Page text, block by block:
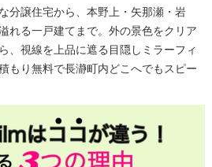
分譲住宅から、本野上・矢那瀬・岩
れる一戸建てまで。外の景色をクリア
、視線を上品に遮る目隠しミラーフィ
もり無料で長瀞町内どこへでもスピー